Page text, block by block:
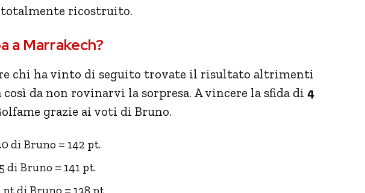
totalmente ricostruito.
a Marrakech?
chi ha vinto di seguito trovate il risultato altrimenti
da non rovinarvi la sorpresa. A vincere la sfida di 4
grazie ai voti di Bruno.
di Bruno = 142 pt.
di Bruno = 141 pt.
pt di Bruno = 138 pt